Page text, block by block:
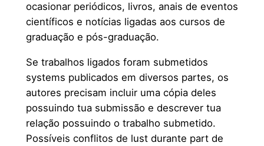
ocasionar periódicos, livros, anais de eventos
científicos e notícias ligadas aos cursos de
graduação e pós-graduação.
Se trabalhos ligados foram submetidos
systems publicados em diversos partes, os
autores precisam incluir uma cópia deles
possuindo tua submissão e descrever tua
relação possuindo o trabalho submetido.
Possíveis conflitos de lust durante part de